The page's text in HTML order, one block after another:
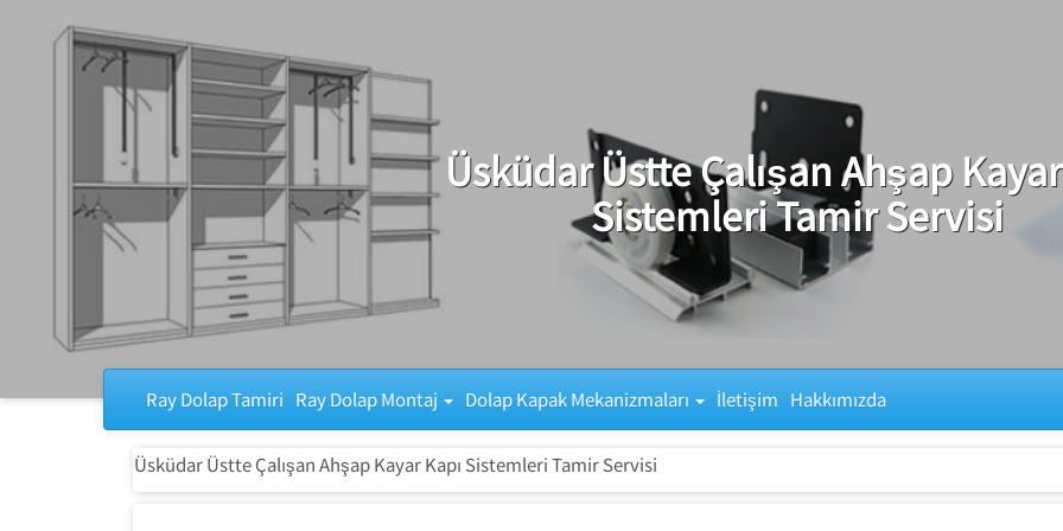
Üsküdar Üstte Çalışan Ahşap
Sistemleri Tamir Servisi
Ray Dolap Tamiri Ray Dolap Montaj Dolap Kapak Mekanizmaları İletişim Hakkımızda
Üsküdar Üstte Çalışan Ahşap Kayar Kapı Sistemleri Tamir Servisi